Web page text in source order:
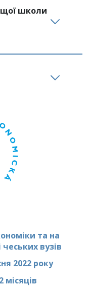
школи
та на
чеських вузів
2022 року
місяців